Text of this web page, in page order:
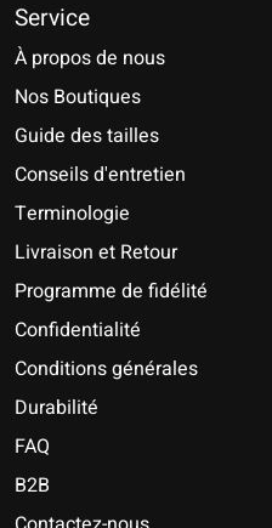
Service
À propos de nous
Nos Boutiques
Guide des tailles
Conseils d'entretien
Terminologie
Livraison et Retour
Programme de fidélité
Confidentialité
Conditions générales
Durabilité
FAQ
B2B